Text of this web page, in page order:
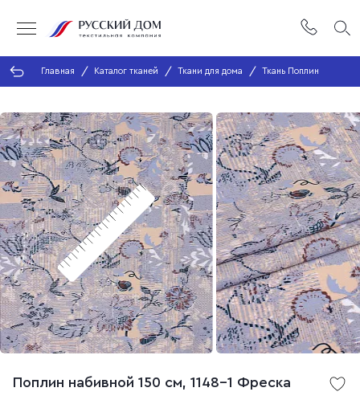
Главная Каталог тканей Ткани для дома Ткань Поплин
Поплин набивной 150 см, 1148-1 Фреска